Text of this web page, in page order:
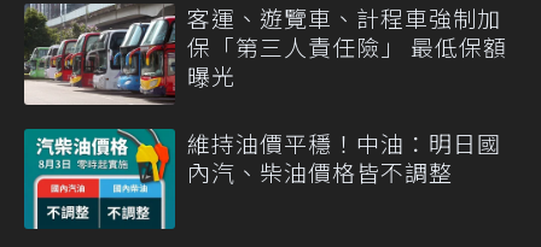
客運、遊覽車、計程車強制加
保「第三人責任險」 最低保額
曝光
維持油價平穩！中油：明日國
內汽、柴油價格皆不調整